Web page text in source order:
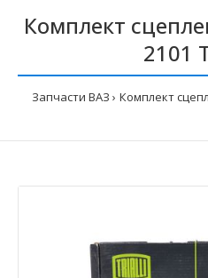
Комплект
2101
Запчасти ВАЗ Комплект